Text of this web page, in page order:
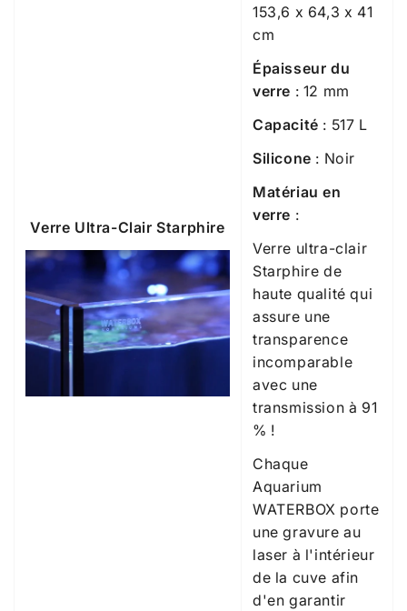
Verre Ultra-Clair Starphire
153,6 x 64,3 x 41
cm
Épaisseur du
verre : 12 mm
Capacité : 517 L
Silicone : Noir
Matériau en
verre :
Verre ultra-clair
Starphire de
haute qualité qui
assure une
transparence
incomparable
avec une
transmission à 91
% !
Chaque
Aquarium
WATERBOX porte
une gravure au
laser à l'intérieur
de la cuve afin
d'en garantir